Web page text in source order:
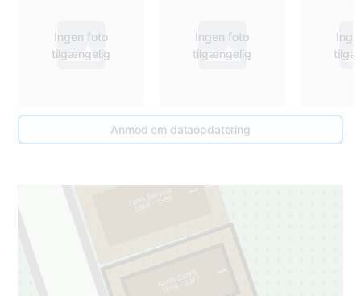
Ingen foto
tilgængelig
Ingen foto
tilgængelig
Anmod om dataopdatering
1
1
1
Jānis Bērziņš
1889 - 1956
Karlis Zariņš
1899 - 1977